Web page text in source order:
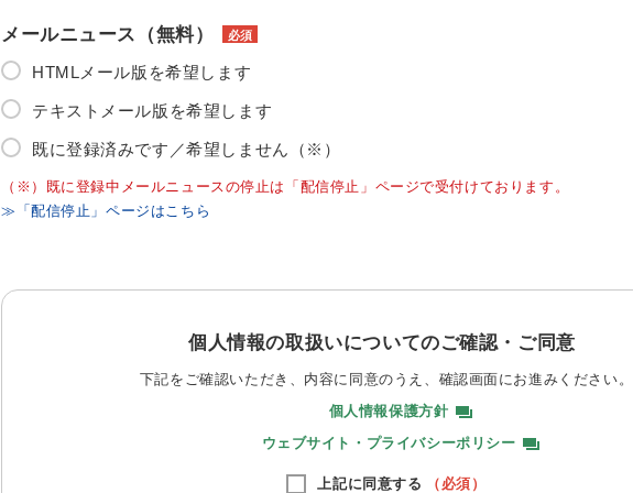
メールニュース（無料） 必須
HTMLメール版を希望します
テキストメール版を希望します
既に登録済みです／希望しません（※）
（※）既に登録中メールニュースの停止は「配信停止」ページで受付けております。
≫「配信停止」ページはこちら
個人情報の取扱いについてのご確認・ご同意
下記をご確認いただき、内容に同意のうえ、 確認画面にお進みください。
個人情報保護方針
ウェブサイト・プライバシーポリシー
上記に同意する （必須）